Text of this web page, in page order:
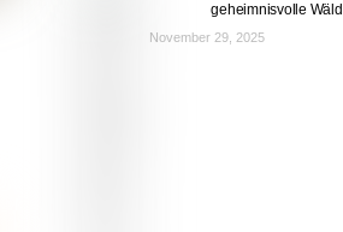
geheimnisvolle
November 29, 2025